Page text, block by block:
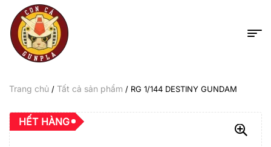
Trang chủ / Tất cả sản phẩm / RG 1/144 DESTINY GUNDAM
HẾT HÀNG